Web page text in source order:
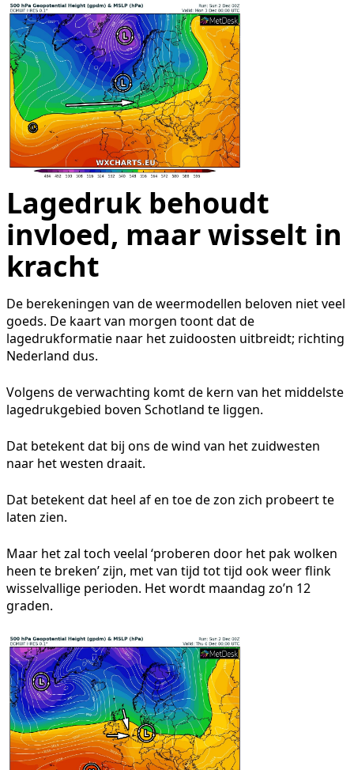
Lagedruk behoudt
invloed, maar wisselt in
kracht
De berekeningen van de weermodellen beloven niet veel
goeds. De kaart van morgen toont dat de
lagedrukformatie naar het zuidoosten uitbreidt; richting
Nederland dus.
Volgens de verwachting komt de kern van het middelste
lagedrukgebied boven Schotland te liggen.
Dat betekent dat bij ons de wind van het zuidwesten
naar het westen draait.
Dat betekent dat heel af en toe de zon zich probeert te
laten zien.
Maar het zal toch veelal ‘proberen door het pak wolken
heen te breken’ zijn, met van tijd tot tijd ook weer flink
wisselvallige perioden. Het wordt maandag zo’n 12
graden.